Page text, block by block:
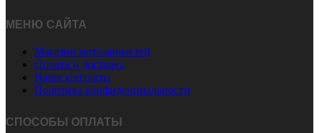
МЕНЮ САЙТА
Магазин мотозапчастей
Оплата и доставка
Наши контакты
Политика конфиденциальности
СПОСОБЫ ОПЛАТЫ